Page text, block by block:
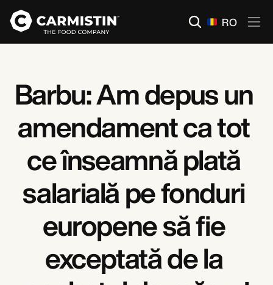
RO
Barbu: Am depus un
amendament ca tot
ce înseamnă plată
salarială pe fonduri
europene să fie
exceptată de la